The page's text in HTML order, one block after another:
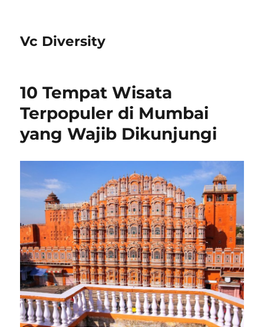
Vc Diversity
10 Tempat Wisata
Terpopuler di Mumbai
yang Wajib Dikunjungi